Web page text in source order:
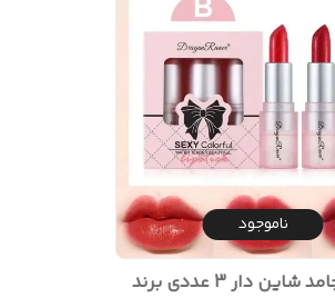
ناموجود
پک رژلب جامد شاین دار 3 عددی برند